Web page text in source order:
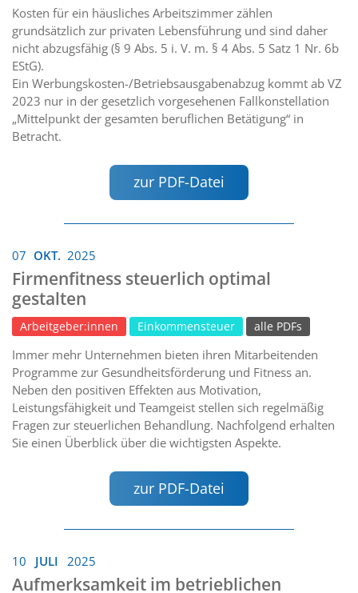
Kosten für ein häusliches Arbeitszimmer zählen
grundsätzlich zur privaten Lebensführung und sind daher
nicht abzugsfähig (§ 9 Abs. 5 i. V. m. § 4 Abs. 5 Satz 1 Nr. 6b
EStG).
Ein Werbungskosten-/Betriebsausgabenabzug kommt ab VZ
2023 nur in der gesetzlich vorgesehenen Fallkonstellation
„Mittelpunkt der gesamten beruflichen Betätigung“ in
Betracht.
zur PDF-Datei
07 OKT. 2025
Firmenfitness steuerlich optimal
gestalten
Arbeitgeber:innen Einkommensteuer alle PDFs
Immer mehr Unternehmen bieten ihren Mitarbeitenden
Programme zur Gesundheitsförderung und Fitness an.
Neben den positiven Effekten aus Motivation,
Leistungsfähigkeit und Teamgeist stellen sich regelmäßig
Fragen zur steuerlichen Behandlung. Nachfolgend erhalten
Sie einen Überblick über die wichtigsten Aspekte.
zur PDF-Datei
10 JULI 2025
Aufmerksamkeit im betrieblichen